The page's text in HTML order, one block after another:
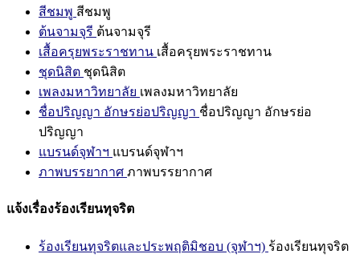
สีชมพู สีชมพู
ต้นจามจุรี ต้นจามจุรี
เสื้อครุยพระราชทาน เสื้อครุยพระราชทาน
ชุดนิสิต ชุดนิสิต
เพลงมหาวิทยาลัย เพลงมหาวิทยาลัย
ชื่อปริญญา อักษรย่อปริญญา ชื่อปริญญา อักษรย่อ
ปริญญา
แบรนด์จุฬาฯ แบรนด์จุฬาฯ
ภาพบรรยากาศ ภาพบรรยากาศ
แจ้งเรื่องร้องเรียนทุจริต
ร้องเรียนทุจริตและประพฤติมิชอบ (จุฬาฯ) ร้องเรียนทุจริต